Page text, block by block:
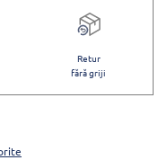
Retur
fără griji